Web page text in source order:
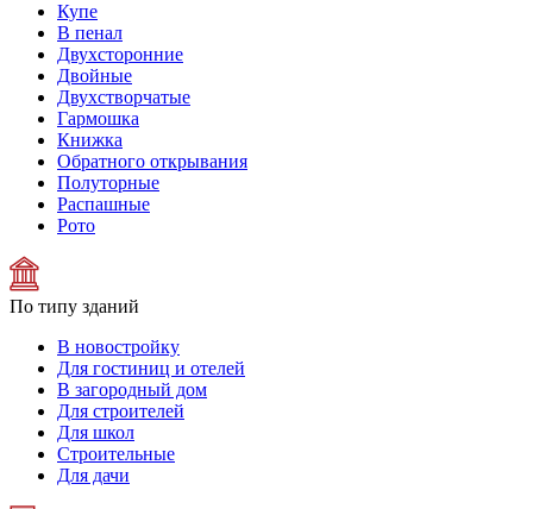
Купе
В пенал
Двухсторонние
Двойные
Двухстворчатые
Гармошка
Книжка
Обратного открывания
Полуторные
Распашные
Рото
По типу зданий
В новостройку
Для гостиниц и отелей
В загородный дом
Для строителей
Для школ
Строительные
Для дачи